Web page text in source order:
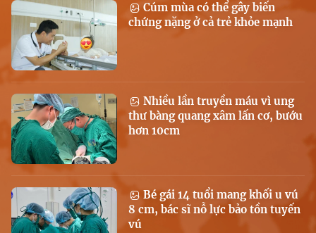
Cúm mùa có thể gây biến
chứng nặng ở cả trẻ khỏe mạnh
Nhiều lần truyền máu vì ung
thư bàng quang xâm lấn cơ, bướu
hơn 10cm
Bé gái 14 tuổi mang khối u vú
8 cm, bác sĩ nỗ lực bảo tồn tuyến
vú